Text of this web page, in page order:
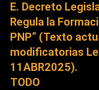
E. Decreto
Regula la
PNP” (Texto
modificatorias
11ABR2025).
TODO